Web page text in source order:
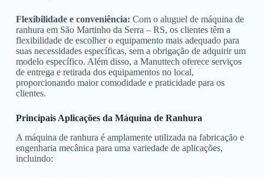
Flexibilidade e conveniência: Com o aluguel de máquina de
ranhura em São Martinho da Serra – RS, os clientes têm a
flexibilidade de escolher o equipamento mais adequado para
suas necessidades específicas, sem a obrigação de adquirir um
modelo específico. Além disso, a Manuttech oferece serviços
de entrega e retirada dos equipamentos no local,
proporcionando maior comodidade e praticidade para os
clientes.
Principais Aplicações da Máquina de Ranhura
A máquina de ranhura é amplamente utilizada na fabricação e
engenharia mecânica para uma variedade de aplicações,
incluindo: